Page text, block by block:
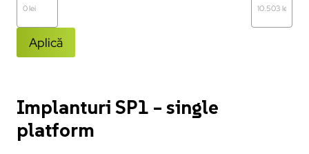
Aplică
Implanturi SP1 – single
platform